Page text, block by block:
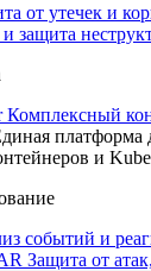
от утечек и
защита
Комплексный
платформа
и
событий и
Защита от